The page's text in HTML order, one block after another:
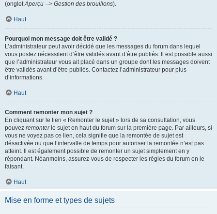
(ongletAperçu --> Gestion des brouillons).
Haut
Pourquoi mon message doit être validé ?
L’administrateur peut avoir décidé que les messages du forum dans lequel
vous postez nécessitent d’être validés avant d’être publiés. Il est possible aussi
que l’administrateur vous ait placé dans un groupe dont les messages doivent
être validés avant d’être publiés. Contactez l’administrateur pour plus
d’informations.
Haut
Comment remonter mon sujet ?
En cliquant sur le lien « Remonter le sujet » lors de sa consultation, vous
pouvez remonterle sujet en haut du forum sur la première page. Par ailleurs, si
vous ne voyez pas ce lien, cela signifie que la remontée de sujet est
désactivée ou que l’intervalle de temps pour autoriser la remontée n’est pas
atteint. Il est également possible de remonter un sujet simplement en y
répondant. Néanmoins, assurez-vous de respecter les règles du forum en le
faisant.
Haut
Mise en forme et types de sujets